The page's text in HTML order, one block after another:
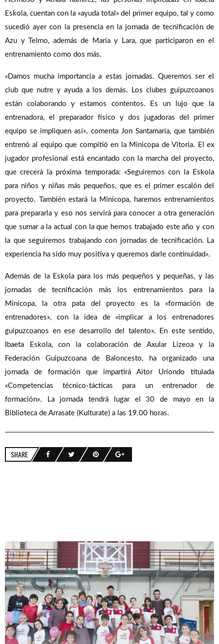
Eskola, cuentan con la «ayuda total» del primer equipo, tal y como
sucedió ayer con la presencia en la jornada de tecnificación de
Azu y Telmo, además de María y Lara, que participaron en el
entrenamiento como dos más.
«Damos mucha importancia a estas jornadas. Queremos ser el
club que nutre y ayuda a los demás. Los clubes guipuzcoanos
están colaborando y estamos contentos. Es un lujo que la
entrenadora, el preparador físico y dos jugadoras del primer
equipo se impliquen así», comenta Jon Santamaría, que también
entrenó al equipo que compitió en la Minicopa de Vitoria. El ex
jugador profesional está encantado con la marcha del proyecto,
que crecerá la próxima temporada: «Seguiremos con la Eskola
para niños y niñas más pequeños, que es el primer escalón del
proyecto. También estará la Minicopa, haremos entrenamientos
para prepararla y eso nos servirá para conocer a otra generación
que sumar a la actual con la que hemos trabajado este año y con
la que seguiremos trabajando con jornadas de tecnificación. La
experiencia ha sido muy positiva y queremos darle continuidad».
Además de la Eskola para los más pequeños y pequeñas, y las
jornadas de tecnificación más los entrenamientos para la
Minicopa, la otra pata del proyecto es la «formación de
entrenadores», con la idea de «implicar a los entrenadores
guipuzcoanos en ese desarrollo del talento». En este sentido,
Ibaeta Eskola, con la colaboración de Axular Lizeoa y la
Federación Guipuzcoana de Baloncesto, ha organizado una
jornada de formación que impartirá Aitor Uriondo titulada
«Competencias técnico-tácticas para un entrenador de
formación». La jornada tendrá lugar el 30 de mayo en la
Biblioteca de Arrasate (Kulturate) a las 19.00 horas.
SHARE